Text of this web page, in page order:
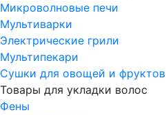
Микроволновые печи
Мультиварки
Электрические грили
Мультипекари
Сушки для овощей и фруктов
Товары для укладки волос
Фены